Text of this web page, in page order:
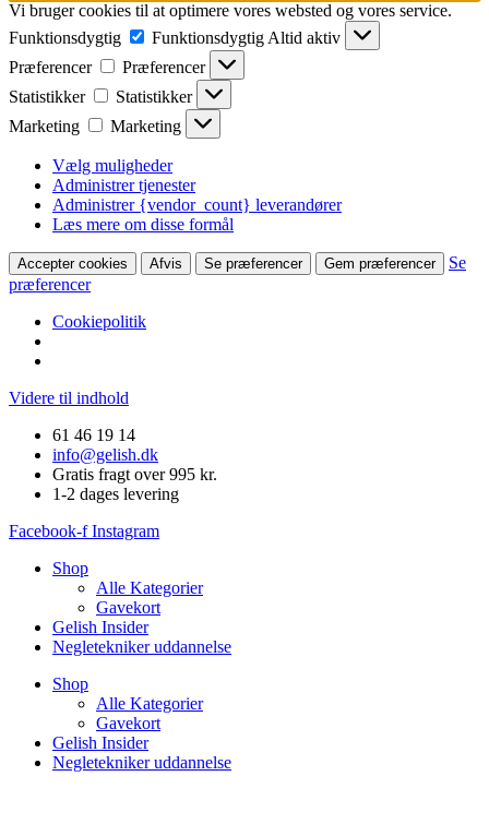
Vi bruger cookies til at optimere vores websted og vores service.
Funktionsdygtig
Funktionsdygtig Altid aktiv
Præferencer
Præferencer
Statistikker
Statistikker
Marketing
Marketing
Vælg muligheder
Administrer tjenester
Administrer {vendor_count} leverandører
Læs mere om disse formål
Accepter cookies Afvis Se præferencer Gem præferencer
Se
præferencer
Cookiepolitik
Videre til indhold
61 46 19 14
info@gelish.dk
Gratis fragt over 995 kr.
1-2 dages levering
Facebook-f Instagram
Shop
Alle Kategorier
Gavekort
Gelish Insider
Negletekniker uddannelse
Shop
Alle Kategorier
Gavekort
Gelish Insider
Negletekniker uddannelse